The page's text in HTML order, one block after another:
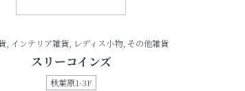
, インテリア雑貨, レディス小物, その他雑貨
スリーコインズ
秋葉原1-3F